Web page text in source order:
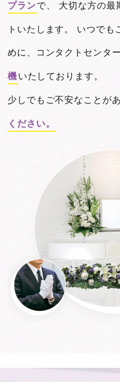
プランで、
大切な方の最
トいたします。
いつでも
めに、 コンタクトセンタ
機いたしております。
少しでもご不安なことがあ
ください。